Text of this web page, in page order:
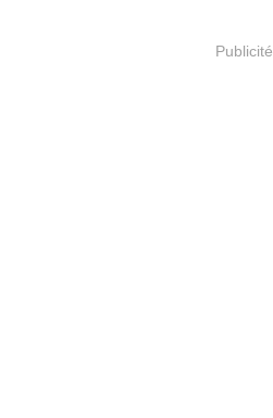
Publicité